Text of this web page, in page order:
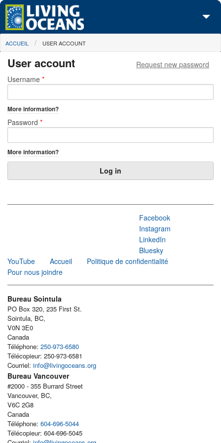
Skip to main content
À propos de nous
Nos campagnes
Les Cartes
You are here
ACCUEIL USER ACCOUNT
User account
Primary tabs
Request new password
Username *
More information?
Password *
More information?
Facebook
Instagram
LinkedIn
Bluesky
YouTube
Accueil
Politique de confidentialité
Pour nous joindre
Bureau Sointula
PO Box 320, 235 First St.
Sointula, BC,
V0N 3E0
Canada
Téléphone: 250-973-6580
Télécopieur: 250-973-6581
Courriel: info@livingoceans.org
Bureau Vancouver
#2000 - 355 Burrard Street
Vancouver, BC,
V6C 2G8
Canada
Téléphone: 604-696-5044
Télécopieur: 604-696-5045